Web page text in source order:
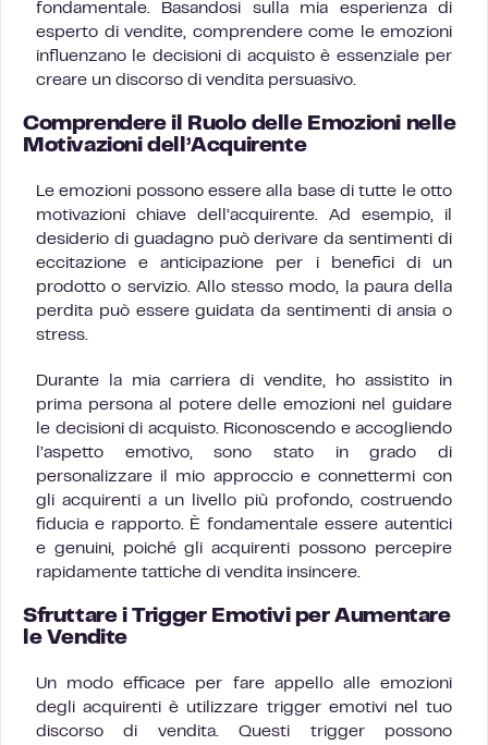
fondamentale. Basandosi sulla mia esperienza di
esperto di vendite, comprendere come le emozioni
influenzano le decisioni di acquisto è essenziale per
creare un discorso di vendita persuasivo.
Comprendere il Ruolo delle Emozioni nelle
Motivazioni dell’Acquirente
Le emozioni possono essere alla base di tutte le otto
motivazioni chiave dell’acquirente. Ad esempio, il
desiderio di guadagno può derivare da sentimenti di
eccitazione e anticipazione per i benefici di un
prodotto o servizio. Allo stesso modo, la paura della
perdita può essere guidata da sentimenti di ansia o
stress.
Durante la mia carriera di vendite, ho assistito in
prima persona al potere delle emozioni nel guidare
le decisioni di acquisto. Riconoscendo e accogliendo
l’aspetto emotivo, sono stato in grado di
personalizzare il mio approccio e connettermi con
gli acquirenti a un livello più profondo, costruendo
fiducia e rapporto. È fondamentale essere autentici
e genuini, poiché gli acquirenti possono percepire
rapidamente tattiche di vendita insincere.
Sfruttare i Trigger Emotivi per Aumentare
le Vendite
Un modo efficace per fare appello alle emozioni
degli acquirenti è utilizzare trigger emotivi nel tuo
discorso di vendita. Questi trigger possono